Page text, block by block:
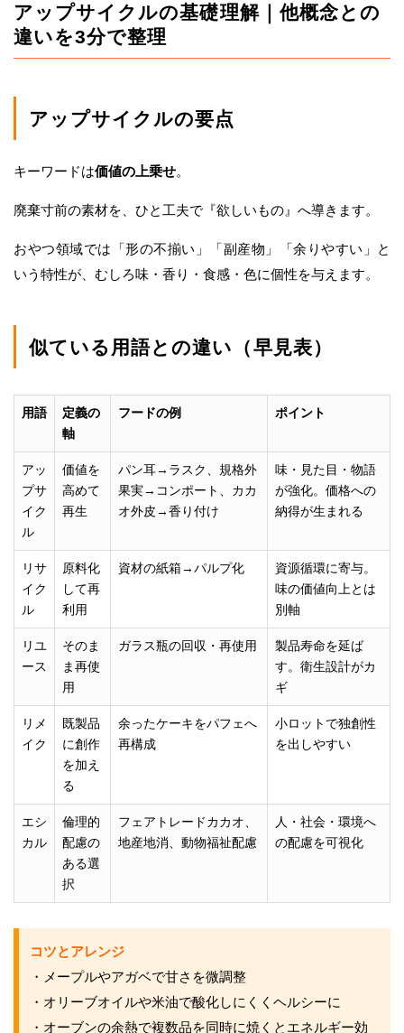
アップサイクルの基礎理解｜他概念との
違いを3分で整理
アップサイクルの要点
キーワードは価値の上乗せ。
廃棄寸前の素材を、ひと工夫で『欲しいもの』へ導きます。
おやつ領域では「形の不揃い」「副産物」「余りやすい」と
いう特性が、むしろ味・香り・食感・色に個性を与えます。
似ている用語との違い（早見表）
用語
定義の
軸
フードの例 ポイント
アッ
プサ
イク
ル
価値を
高めて
再生
パン耳→ラスク、規格外
果実→コンポート、カカ
オ外皮→香り付け
味・見た目・物語
が強化。価格への
納得が生まれる
リサ
イク
ル
原料化
して再
利用
資材の紙箱→パルプ化
資源循環に寄与。
味の価値向上とは
別軸
リユ
ース
そのま
ま再使
用
ガラス瓶の回収・再使用
製品寿命を延ば
す。衛生設計がカ
ギ
リメ
イク
既製品
に創作
を加え
る
余ったケーキをパフェへ
再構成
小ロットで独創性
を出しやすい
エシ
カル
倫理的
配慮の
ある選
択
フェアトレードカカオ、
地産地消、動物福祉配慮
人・社会・環境へ
の配慮を可視化
コツとアレンジ
・メープルやアガベで甘さを微調整
・オリーブオイルや米油で酸化しにくくヘルシーに
・オーブンの余熱で複数品を同時に焼くとエネルギー効